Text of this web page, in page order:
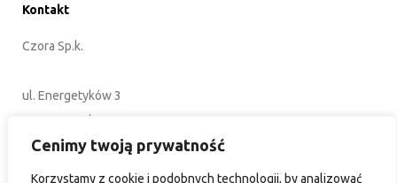
Cenimy twoją prywatność
Korzystamy z cookie i podobnych technologii, by analizować
Kontakt
Czora Sp.k.
ul. Energetyków 3
45-920 Opole
POLSKA